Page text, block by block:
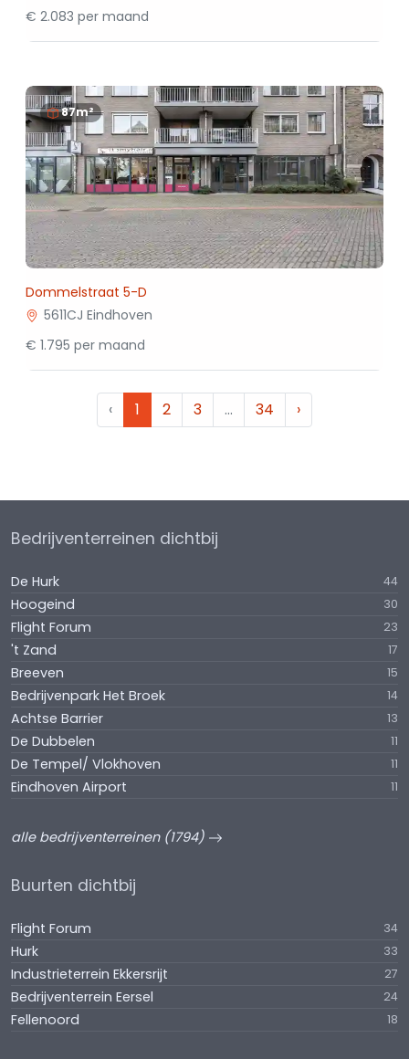
€ 2.083 per maand
87m²
Dommelstraat 5-D
5611CJ Eindhoven
€ 1.795 per maand
‹ 1 2 3 … 34 ›
Bedrijventerreinen dichtbij
De Hurk 44
Hoogeind 30
Flight Forum 23
't Zand 17
Breeven 15
Bedrijvenpark Het Broek 14
Achtse Barrier 13
De Dubbelen 11
De Tempel/ Vlokhoven 11
Eindhoven Airport 11
alle bedrijventerreinen (1794)
Buurten dichtbij
Flight Forum 34
Hurk 33
Industrieterrein Ekkersrijt 27
Bedrijventerrein Eersel 24
Fellenoord 18